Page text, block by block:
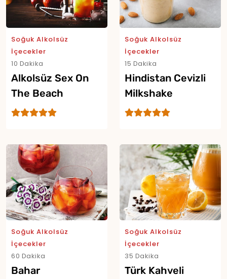
Soğuk Alkolsüz
İçecekler
10 Dakika
Alkolsüz Sex On
The Beach
Soğuk Alkolsüz
İçecekler
15 Dakika
Hindistan Cevizli
Milkshake
Soğuk Alkolsüz
İçecekler
60 Dakika
Bahar
Soğuk Alkolsüz
İçecekler
35 Dakika
Türk Kahveli